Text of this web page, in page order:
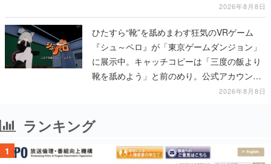
2026年8月8日
ひたすら“靴”を舐めまわす狂気のVRゲーム
『シュ～ペロ』が「東京ゲームダンジョン」
に展示中。キャッチコピーは「三度の飯より
靴を舐めよう」と前のめり。公式アカウント
も開設され、2026年リリースに向けて開発中
2026年8月8日
ランキング
1